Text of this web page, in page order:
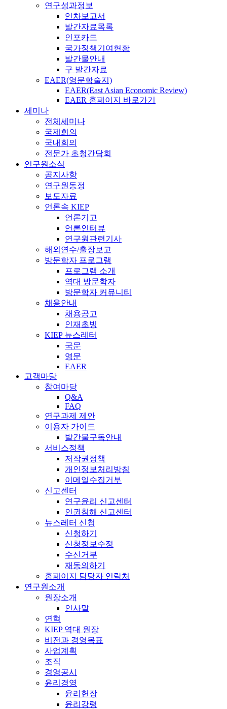
연구성과정보
연차보고서
발간자료목록
인포카드
국가정책기여현황
발간물안내
구 발간자료
EAER(영문학술지)
EAER(East Asian Economic Review)
EAER 홈페이지 바로가기
세미나
전체세미나
국제회의
국내회의
전문가 초청간담회
연구원소식
공지사항
연구원동정
보도자료
언론속 KIEP
언론기고
언론인터뷰
연구원관련기사
해외연수/출장보고
방문학자 프로그램
프로그램 소개
역대 방문학자
방문학자 커뮤니티
채용안내
채용공고
인재초빙
KIEP 뉴스레터
국문
영문
EAER
고객마당
참여마당
Q&A
FAQ
연구과제 제안
이용자 가이드
발간물구독안내
서비스정책
저작권정책
개인정보처리방침
이메일수집거부
신고센터
연구윤리 신고센터
인권침해 신고센터
뉴스레터 신청
신청하기
신청정보수정
수신거부
재동의하기
홈페이지 담당자 연락처
연구원소개
원장소개
인사말
연혁
KIEP 역대 원장
비전과 경영목표
사업계획
조직
경영공시
윤리경영
윤리헌장
윤리강령